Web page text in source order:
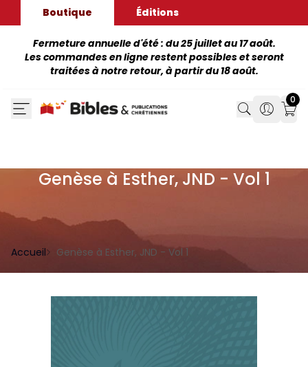
Boutique Éditions
Fermeture annuelle d'été : du 25 juillet au 17 août.
Les commandes en ligne restent possibles et seront
traitées à notre retour, à partir du 18 août.
Search
Search
0
Genèse à Esther, JND - Vol 1
Accueil Genèse à Esther, JND - Vol 1